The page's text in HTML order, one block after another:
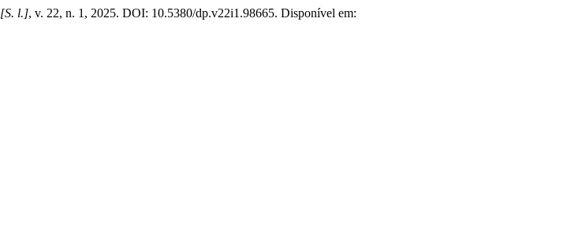
[S. l.], v. 22, n. 1, 2025. DOI: 10.5380/dp.v22i1.98665. Disponível em: